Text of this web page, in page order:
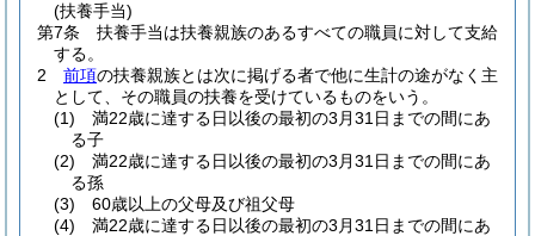
(扶養手当)
第7条
扶養手当は扶養親族のあるすべての職員に対して支給
する。
2
前項の扶養親族とは次に掲げる者で他に生計の途がなく主
として、その職員の扶養を受けているものをいう。
(1)
満22歳に達する日以後の最初の3月31日までの間にあ
る子
(2)
満22歳に達する日以後の最初の3月31日までの間にあ
る孫
(3)
60歳以上の父母及び祖父母
(4)
満22歳に達する日以後の最初の3月31日までの間にあ